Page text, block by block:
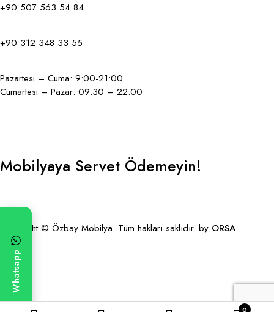
0
+90 507 563 54 84
+90 312 348 33 55
Pazartesi – Cuma: 9:00-21:00
Cumartesi – Pazar: 09:30 – 22:00
Mobilyaya Servet Ödemeyin!
Copyright © Özbay Mobilya. Tüm hakları saklıdır. by ORSA
Medya
Whatsapp